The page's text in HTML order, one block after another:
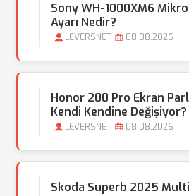
Sony WH-1000XM6
Ayarı Nedir?
LEVERSNET 08.08.2026
Honor 200 Pro Ekran
Kendi Kendine Değişiyor?
LEVERSNET 08.08.2026
Skoda Superb 2025